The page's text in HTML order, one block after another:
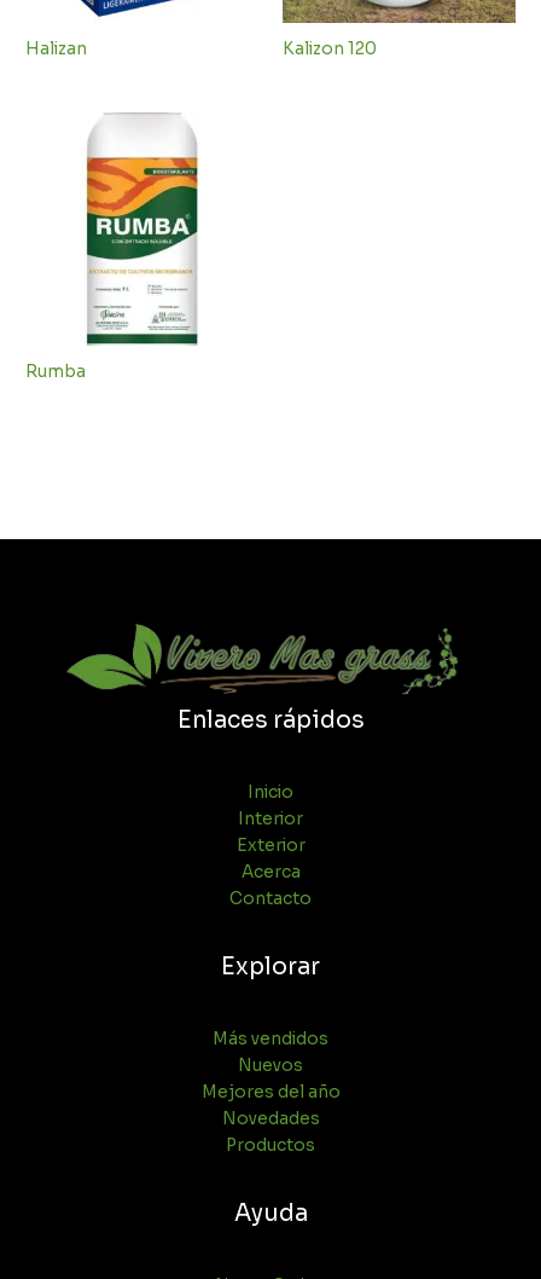
Halizan Kalizon 120
Rumba
Enlaces rápidos
Inicio
Interior
Exterior
Acerca
Contacto
Explorar
Más vendidos
Nuevos
Mejores del año
Novedades
Productos
Ayuda